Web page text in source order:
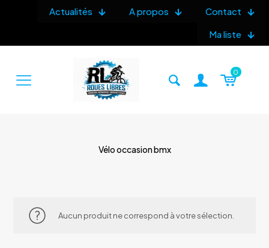
Actualités A propos
Contact
Ma liste
0
Vélo occasion bmx
Aucun produit ne correspond à votre sélection.